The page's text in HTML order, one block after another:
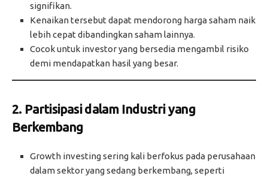
signifikan.
Kenaikan tersebut dapat mendorong harga saham naik
lebih cepat dibandingkan saham lainnya.
Cocok untuk investor yang bersedia mengambil risiko
demi mendapatkan hasil yang besar.
2. Partisipasi dalam Industri yang
Berkembang
Growth investing sering kali berfokus pada perusahaan
dalam sektor yang sedang berkembang, seperti